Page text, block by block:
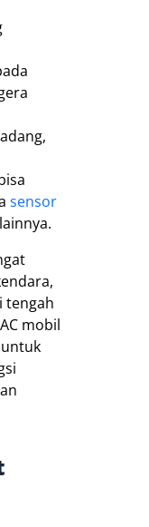
sensor
tengah
mobil